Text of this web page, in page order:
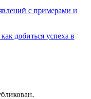
с примерами и
добиться успеха в